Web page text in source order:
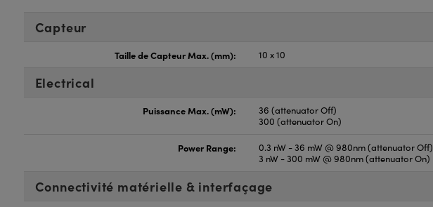
Capteur
Taille de Capteur Max. (mm): 10 x 10
Electrical
Puissance Max. (mW):
36 (attenuator Off)
300 (attenuator On)
Power Range:
0.3 nW - 36 mW @ 980nm (attenuator Off)
3 nW - 300 mW @ 980nm (attenuator On)
Connectivité matérielle & interfaçage